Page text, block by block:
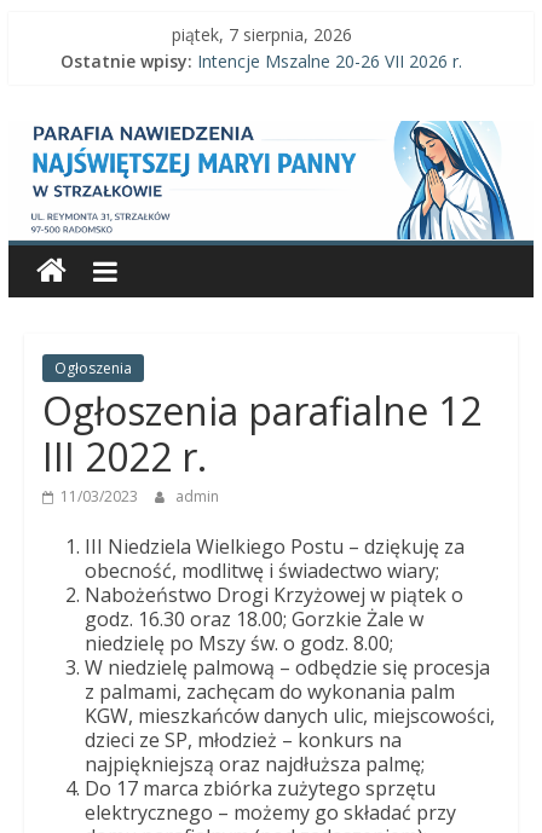
piątek, 7 sierpnia, 2026
Ostatnie wpisy: Intencje Mszalne 20-26 VII 2026 r.
Intencje Mszalne 27 VII-2 VIII 2026 r.
Ogłoszenia parafialne 26 VII 2026 r.
Parafia
Nawiedzenia
Najświętszej
Panny
Parafia
Nawiedzenia
Najświętszej
Panny
Strzałkowie
Ogłoszenia
Ogłoszenia parafialne 12
III 2022 r.
11/03/2023 admin
III Niedziela Wielkiego Postu – dziękuję za
obecność, modlitwę i świadectwo wiary;
Nabożeństwo Drogi Krzyżowej w piątek o
godz. 16.30 oraz 18.00; Gorzkie Żale w
niedzielę po Mszy św. o godz. 8.00;
W niedzielę palmową – odbędzie się procesja
z palmami, zachęcam do wykonania palm
KGW, mieszkańców danych ulic, miejscowości,
dzieci ze SP, młodzież – konkurs na
najpiękniejszą oraz najdłuższa palmę;
Do 17 marca zbiórka zużytego sprzętu
elektrycznego – możemy go składać przy